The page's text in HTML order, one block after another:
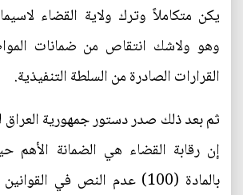
يكن متكاملاً وترك ولاية القضاء
وهو ولاشك انتقاص من ضمانات
القرارات الصادرة من السلطة التنفيذية.
إن رقابة القضاء هي الضمانة الأهم
بالمادة (100) عدم النص في